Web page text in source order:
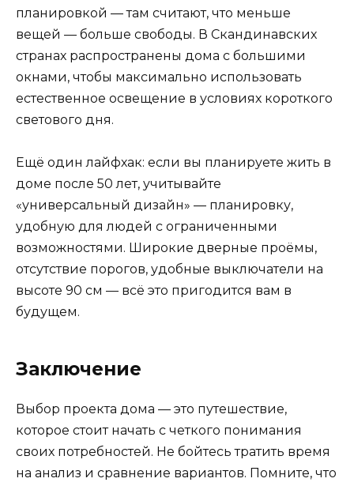
планировкой — там считают, что меньше
вещей — больше свободы. В Скандинавских
странах распространены дома с большими
окнами, чтобы максимально использовать
естественное освещение в условиях короткого
светового дня.
Ещё один лайфхак: если вы планируете жить в
доме после 50 лет, учитывайте
«универсальный дизайн» — планировку,
удобную для людей с ограниченными
возможностями. Широкие дверные проёмы,
отсутствие порогов, удобные выключатели на
высоте 90 см — всё это пригодится вам в
будущем.
Заключение
Выбор проекта дома — это путешествие,
которое стоит начать с четкого понимания
своих потребностей. Не бойтесь тратить время
на анализ и сравнение вариантов. Помните, что